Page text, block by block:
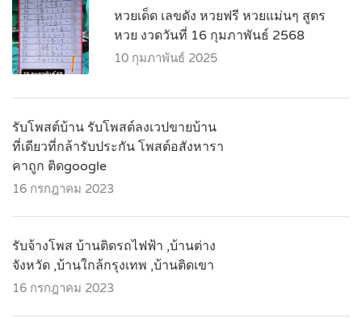
หวยเด็ด เลขดัง หวยฟรี หวยแม่นๆ สูตร
หวย งวดวันที่ 16 กุมภาพันธ์ 2568
10 กุมภาพันธ์ 2025
รับโพสต์บ้าน รับโพสต์ลงเวปขายบ้าน
ที่เดียวที่กล้ารับประกัน โพสต์อสังหารา
คาถูก ติดgoogle
16 กรกฎาคม 2023
รับจ้างโพส บ้านติดรถไฟฟ้า ,บ้านต่าง
จังหวัด ,บ้านใกล้กรุงเทพ ,บ้านติดเขา
16 กรกฎาคม 2023